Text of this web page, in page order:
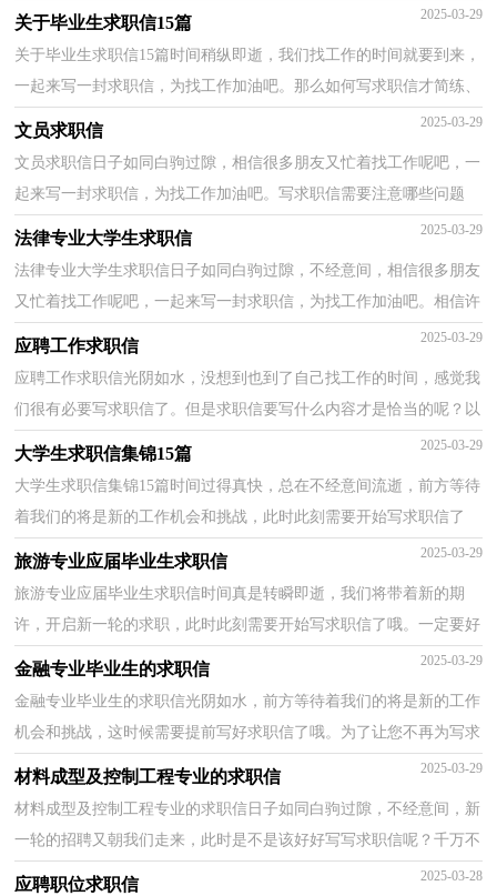
才能让人满意呢？以下是小编为大家整理的应用电子...
关于毕业生求职信15篇 2025-03-29
关于毕业生求职信15篇时间稍纵即逝，我们找工作的时间就要到来，
一起来写一封求职信，为找工作加油吧。那么如何写求职信才简练、
明确呢？以下是小编为大家整理的关于毕业生求职信，欢...
文员求职信 2025-03-29
文员求职信日子如同白驹过隙，相信很多朋友又忙着找工作呢吧，一
起来写一封求职信，为找工作加油吧。写求职信需要注意哪些问题
呢？下面是小编为大家收集的文员求职信，希望能够帮助到...
法律专业大学生求职信 2025-03-29
法律专业大学生求职信日子如同白驹过隙，不经意间，相信很多朋友
又忙着找工作呢吧，一起来写一封求职信，为找工作加油吧。相信许
多人会觉得求职信很难写吧，以下是小编收集整理的法律...
应聘工作求职信 2025-03-29
应聘工作求职信光阴如水，没想到也到了自己找工作的时间，感觉我
们很有必要写求职信了。但是求职信要写什么内容才是恰当的呢？以
下是小编帮大家整理的应聘工作求职信，欢迎大家分享...
大学生求职信集锦15篇 2025-03-29
大学生求职信集锦15篇时间过得真快，总在不经意间流逝，前方等待
着我们的将是新的工作机会和挑战，此时此刻需要开始写求职信了
哦。求职信怎样写才能让人满意呢？以下是小编精心整理...
旅游专业应届毕业生求职信 2025-03-29
旅游专业应届毕业生求职信时间真是转瞬即逝，我们将带着新的期
许，开启新一轮的求职，此时此刻需要开始写求职信了哦。一定要好
好重视求职信喔！以下是小编帮大家整理的旅游专业应届...
金融专业毕业生的求职信 2025-03-29
金融专业毕业生的求职信光阴如水，前方等待着我们的将是新的工作
机会和挑战，这时候需要提前写好求职信了哦。为了让您不再为写求
职信头疼，下面是小编帮大家整理的金融专业毕业生...
材料成型及控制工程专业的求职信 2025-03-29
材料成型及控制工程专业的求职信日子如同白驹过隙，不经意间，新
一轮的招聘又朝我们走来，此时是不是该好好写写求职信呢？千万不
能认为求职信随便应付就可以喔，下面是小编精心整理的...
应聘职位求职信 2025-03-28